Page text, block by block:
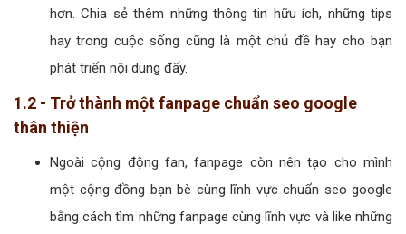
hơn. Chia sẻ thêm những thông tin hữu ích, những tips
hay trong cuộc sống cũng là một chủ đề hay cho bạn
phát triển nội dung đấy.
1.2 - Trở thành một fanpage chuẩn seo google
thân thiện
Ngoài cộng động fan, fanpage còn nên tạo cho mình
một cộng đồng bạn bè cùng lĩnh vực chuẩn seo google
bằng cách tìm những fanpage cùng lĩnh vực và like những